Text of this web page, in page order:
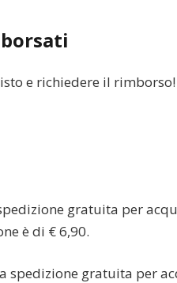
e richiedere il rimborso!
gratuita per
è di € 6,90.
spedizione gratuita per